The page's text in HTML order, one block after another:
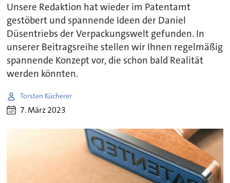
Unsere Redaktion hat wieder im Patentamt
gestöbert und spannende Ideen der Daniel
Düsentriebs der Verpackungswelt gefunden. In
unserer Beitragsreihe stellen wir Ihnen regelmäßig
spannende Konzept vor, die schon bald Realität
werden könnten.
Torsten Kücherer
7. März 2023